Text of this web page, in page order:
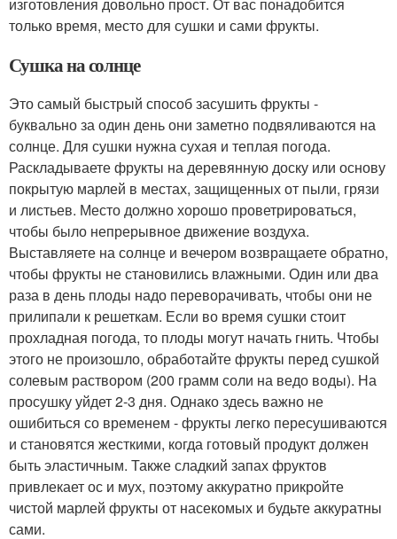
только время, место для сушки и сами фрукты.
Сушка на солнце
Это самый быстрый способ засушить фрукты -
буквально за один день они заметно подвяливаются на
солнце. Для сушки нужна сухая и теплая погода.
Раскладываете фрукты на деревянную доску или основу
покрытую марлей в местах, защищенных от пыли, грязи
и листьев. Место должно хорошо проветрироваться,
чтобы было непрерывное движение воздуха.
Выставляете на солнце и вечером возвращаете обратно,
чтобы фрукты не становились влажными. Один или два
раза в день плоды надо переворачивать, чтобы они не
прилипали к решеткам. Если во время сушки стоит
прохладная погода, то плоды могут начать гнить. Чтобы
этого не произошло, обработайте фрукты перед сушкой
солевым раствором (200 грамм соли на ведо воды). На
просушку уйдет 2-3 дня. Однако здесь важно не
ошибиться со временем - фрукты легко пересушиваются
и становятся жесткими, когда готовый продукт должен
быть эластичным. Также сладкий запах фруктов
привлекает ос и мух, поэтому аккуратно прикройте
чистой марлей фрукты от насекомых и будьте аккуратны
сами.